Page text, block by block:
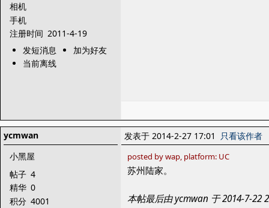
相机
手机
注册时间 2011-4-19
发短消息
加为好友
当前离线
ycmwan
小黑屋
帖子 4
精华 0
积分 4001
发表于 2014-2-27 17:01 只看该作者
posted by wap, platform: UC
苏州陆家。
本帖最后由 ycmwan 于 2014-7-22